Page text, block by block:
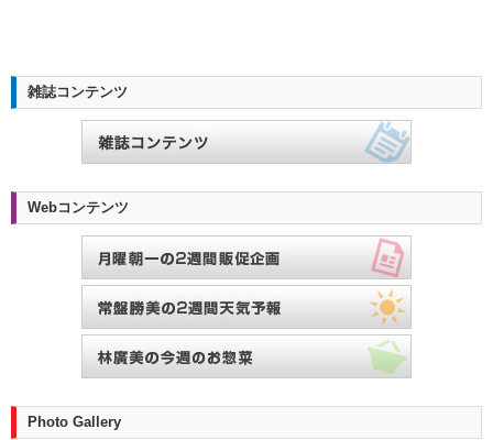
雑誌コンテンツ
Webコンテンツ
Photo Gallery